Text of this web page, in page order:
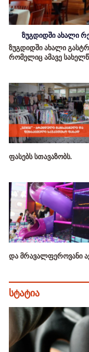
ზუგდიდში ახალი
ზუგდიდში ახალი
რომელიც ამავე
ფასებს სთავაზობს.
და მრავალფეროვანი
სტატია